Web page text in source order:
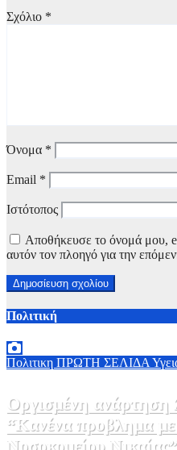
Σχόλιο *
Όνομα *
Email *
Ιστότοπος
Αποθήκευσε το όνομά μου,
αυτόν τον πλοηγό για την
Πολιτική
Πολιτικη ΠΡΩΤΗ ΣΕΛΙΔΑ
Οργισμένη
“Κανένα προβλημα
Νοσοκομείου Νικαίας”